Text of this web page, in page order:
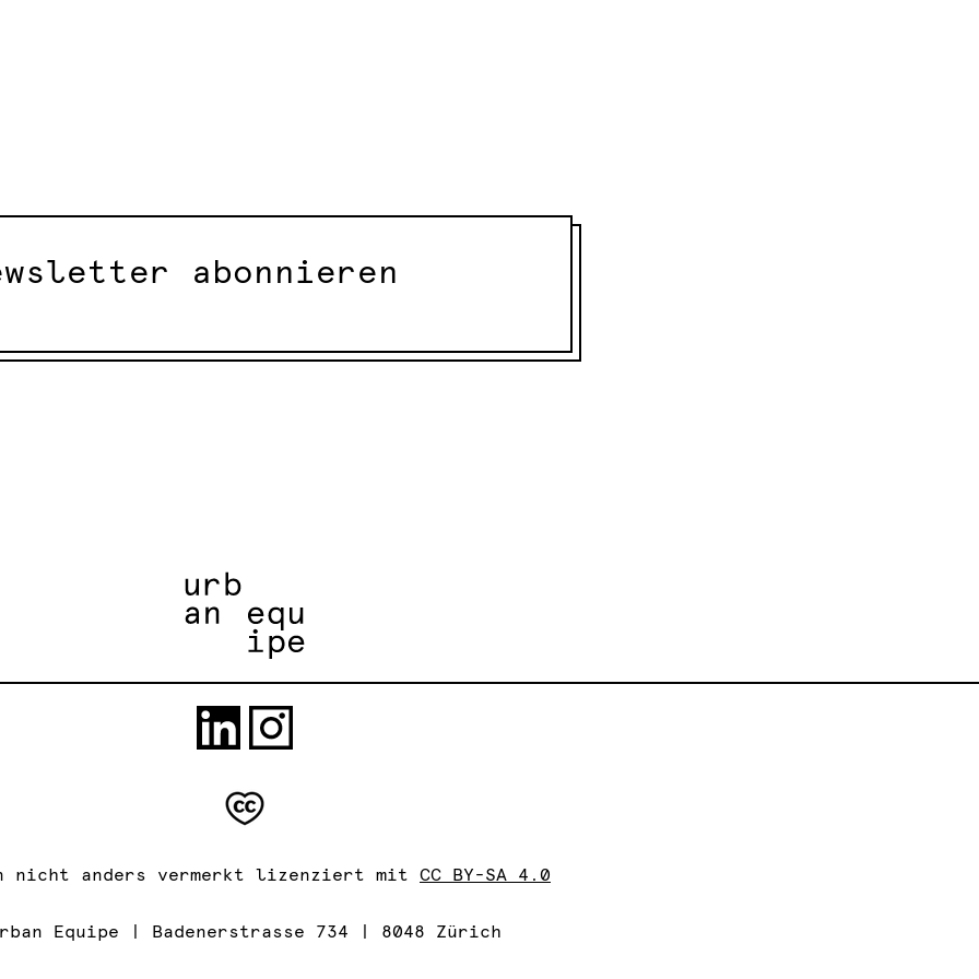
abonnieren
nicht anders vermerkt lizenziert mit CC BY-SA 4.0
Equipe | Badenerstrasse 734 | 8048 Zürich